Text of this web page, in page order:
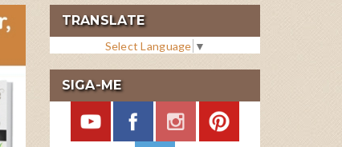
TRANSLATE
Select Language ▼
SIGA-ME